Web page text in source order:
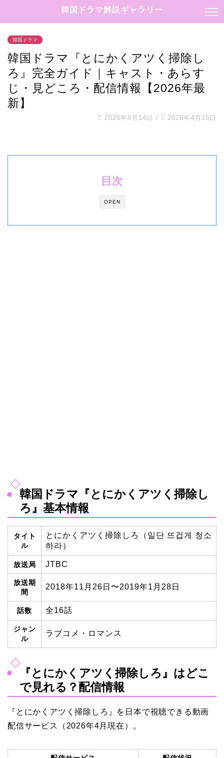
韓国ドラマ解説ギャラリー
韓国ドラマ
韓国ドラマ『とにかくアツく掃除し
ろ』完全ガイド｜キャスト・あらす
じ・見どころ・配信情報【2026年最
新】
2026年4月14日 / 2026年4月15日
OPEN
目次
韓国ドラマ『とにかくアツく掃除し
ろ』基本情報
タイト
ル
とにかくアツく掃除しろ（일단 뜨겁게 청소
하라）
放送局 JTBC
放送期
間
2018年11月26日〜2019年1月28日
話数 全16話
ジャン
ル
ラブコメ・ロマンス
『とにかくアツく掃除しろ』はどこ
で見れる？配信情報
『とにかくアツく掃除しろ』を日本で視聴できる動画
配信サービス（2026年4月現在）。